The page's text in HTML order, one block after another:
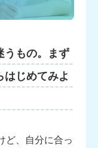
もの。
まず
はじめてみよ
ど、自分に合っ